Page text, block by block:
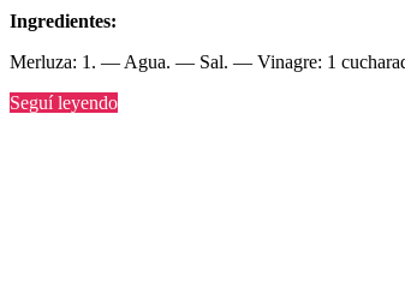
Ingredientes:
Merluza: 1. — Agua. — Sal. — Vinagre: 1
Seguí leyendo“Tortilla